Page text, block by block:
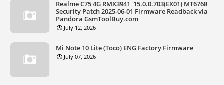
Realme C75 4G RMX3941_15.0.0.703(EX01) MT6768
Security Patch 2025-06-01 Firmware Readback via
Pandora GsmToolBuy.com
July 12, 2026
Mi Note 10 Lite (Toco) ENG Factory Firmware
July 07, 2026